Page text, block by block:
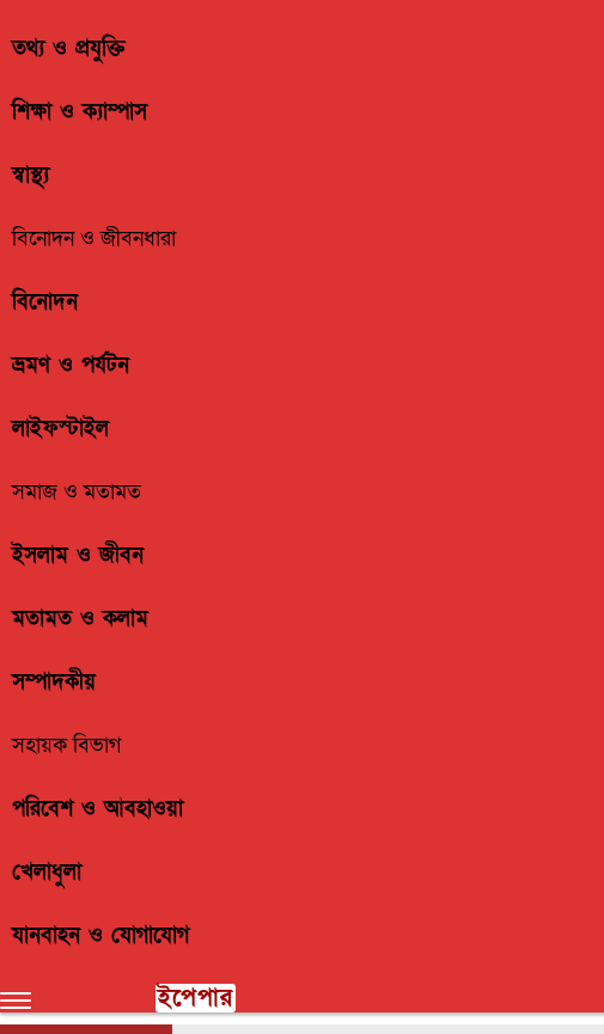
তথ্য ও প্রযুক্তি
শিক্ষা ও ক্যাম্পাস
স্বাস্থ্য
বিনোদন ও জীবনধারা
বিনোদন
ভ্রমণ ও পর্যটন
লাইফস্টাইল
সমাজ ও মতামত
ইসলাম ও জীবন
মতামত ও কলাম
সম্পাদকীয়
সহায়ক বিভাগ
পরিবেশ ও আবহাওয়া
খেলাধুলা
যানবাহন ও যোগাযোগ
ইপেপার